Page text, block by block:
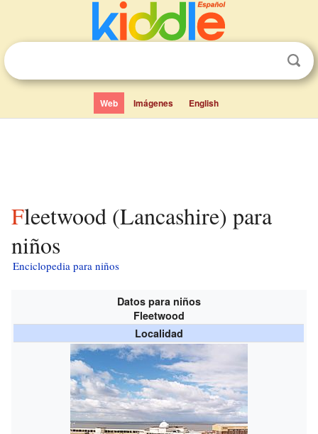
Web Imágenes English
Fleetwood (Lancashire) para
niños
Enciclopedia para niños
Datos para niños
Fleetwood
Localidad